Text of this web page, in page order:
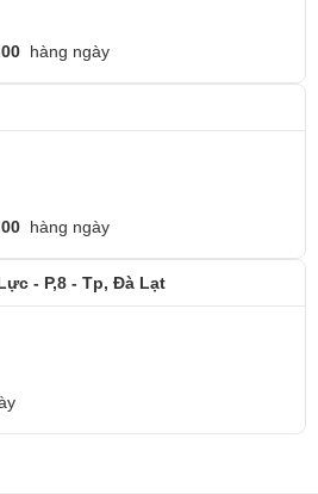
hàng ngày
hàng ngày
- P,8 - Tp, Đà Lạt